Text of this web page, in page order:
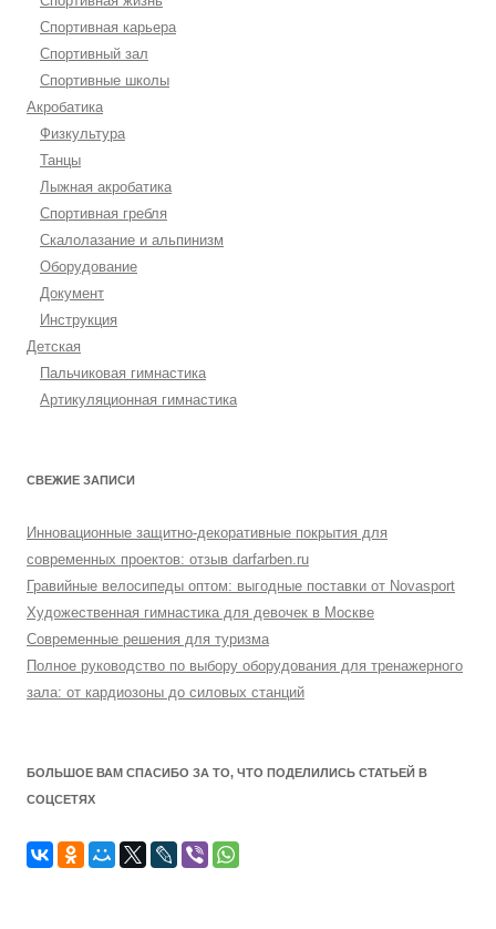
Спортивная карьера
Спортивный зал
Спортивные школы
Акробатика
Физкультура
Танцы
Лыжная акробатика
Спортивная гребля
Скалолазание и альпинизм
Оборудование
Документ
Инструкция
Детская
Пальчиковая гимнастика
Артикуляционная гимнастика
СВЕЖИЕ ЗАПИСИ
Инновационные защитно-декоративные покрытия для
современных проектов: отзыв darfarben.ru
Гравийные велосипеды оптом: выгодные поставки от Novasport
Художественная гимнастика для девочек в Москве
Современные решения для туризма
Полное руководство по выбору оборудования для тренажерного
зала: от кардиозоны до силовых станций
БОЛЬШОЕ ВАМ СПАСИБО ЗА ТО, ЧТО ПОДЕЛИЛИСЬ СТАТЬЕЙ В
СОЦСЕТЯХ